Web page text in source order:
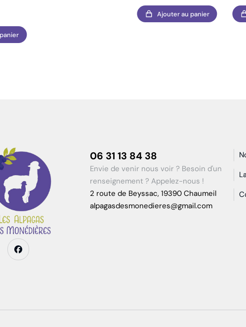
Ajouter au panier
06 31 13 84 38
Envie de venir nous voir ? Besoin d'un
renseignement ? Appelez-nous !
2 route de Beyssac, 19390 Chaumeil
alpagasdesmonedieres@gmail.com